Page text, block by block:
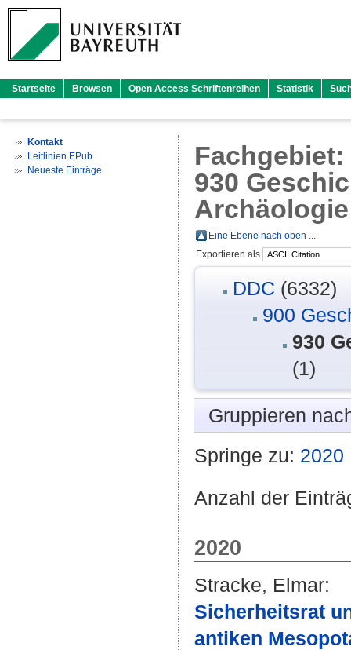
Startseite Browsen Open Access Schriftenreihen Statistik
Kontakt
Leitlinien EPub
Neueste Einträge
Fachgebiet:
930
Archäologie
Eine Ebene nach oben ...
Exportieren als
DDC (6332)
900
930
(1)
Gruppieren
Springe zu: 2020
Anzahl der
2020
Stracke, Elmar:
Sicherheitsrat
antiken